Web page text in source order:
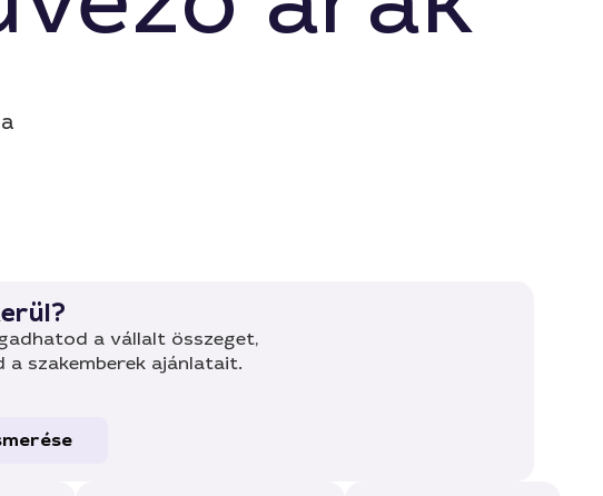
a vállalt összeget,
szakemberek ajánlatait.